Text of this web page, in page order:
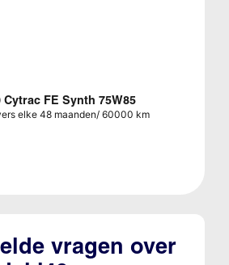
Cytrac FE Synth 75W85
elke 48 maanden/ 60000 km
vragen over